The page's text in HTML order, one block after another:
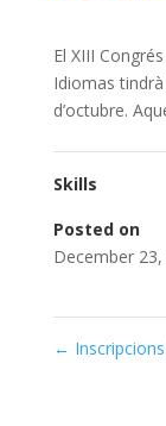
El XIII
Idiomas
d’octubre.
Skills
Posted on
December
←